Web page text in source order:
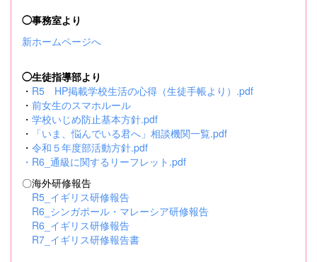
◯事務室より
新ホームページへ
◯生徒指導部より
・ R5 HP掲載学校生活の心得（生徒手帳より）.pdf
・ 前女生のスマホルール
・ 学校いじめ防止基本方針.pdf
・
「いま、悩んでいる君へ」相談機関一覧.pdf
・ 令和５年度部活動方針.pdf
・ R6_通級に関するリーフレット.pdf
〇海外研修報告
R5_イギリス研修報告
R6_シンガポール・マレーシア研修報告
R6_イギリス研修報告
R7_イギリス研修報告書